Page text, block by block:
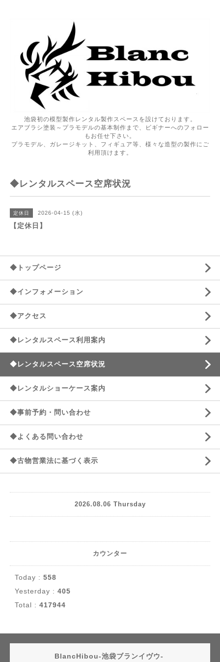
池袋初の模型製作レンタル製作スペースを設けております。
エアブラシ塗装～プラモデルの基本制作まで、ビギナーへのフォロー
もお任せ下さい。
プラモデル、ガレージキット、フィギュア等、様々な造型の製作にご
利用頂けます。
◆レンタルスペース空席状況
定休日 2026-04-15 (水)
【定休日】
◆トップページ
◆インフォメーション
◆アクセス
◆レンタルスペース利用案内
◆レンタルスペース空席状況
◆レンタルショーケース案内
◆事前予約・問い合わせ
◆よくある問い合わせ
◆古物営業法に基づく表示
2026.08.06 Thursday
カウンター
Today : 558
Yesterday : 405
Total : 417944
BlancHibou-池袋ブランイヴウ-